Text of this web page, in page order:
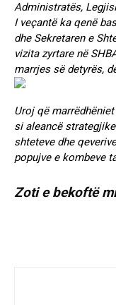
Administratës,
I veçantë ka qenë
dhe Sekretaren e
vizita zyrtare në
marrjes së detyrës,
Uroj që
si aleancë
shteteve dhe
popujve e kombeve
Zoti e bekoftë